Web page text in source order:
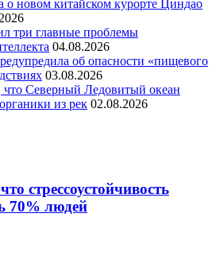
о новом китайском курорте Циндао
три главные проблемы
04.08.2026
об опасности «пищевого
03.08.2026
Северный Ледовитый океан
из рек 02.08.2026
стрессоустойчивость
70% людей